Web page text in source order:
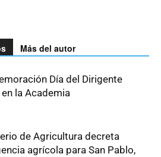
Más del autor
Día del Dirigente
la Academia
de Agricultura decreta
agrícola para San Pablo,